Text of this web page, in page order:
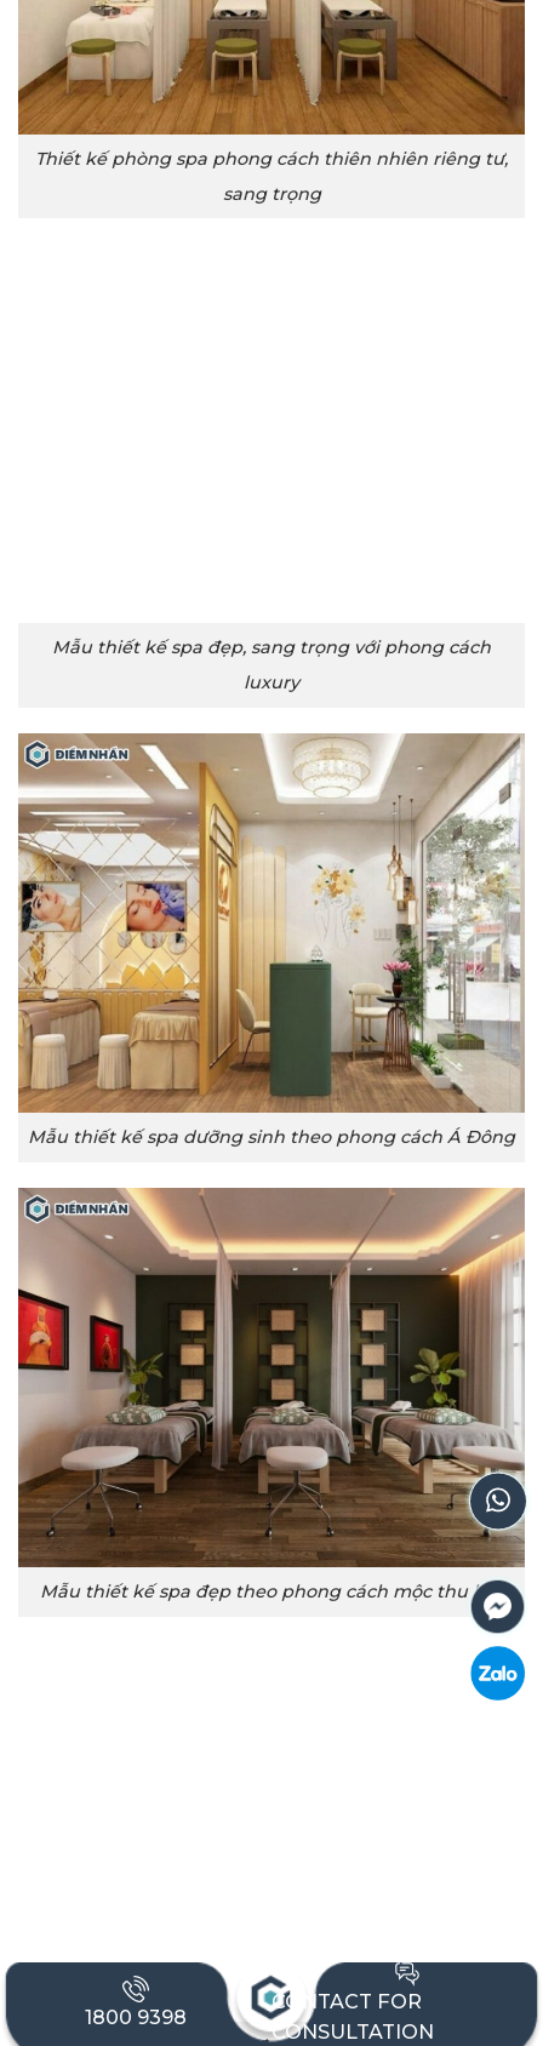
Thiết kế phòng spa phong cách thiên nhiên riêng tư,
sang trọng
Mẫu thiết kế spa đẹp, sang trọng với phong cách
luxury
Mẫu thiết kế spa dưỡng sinh theo phong cách Á Đông
Mẫu thiết kế spa đẹp theo phong cách mộc thu hút
1800 9398
CONTACT FOR
CONSULTATION